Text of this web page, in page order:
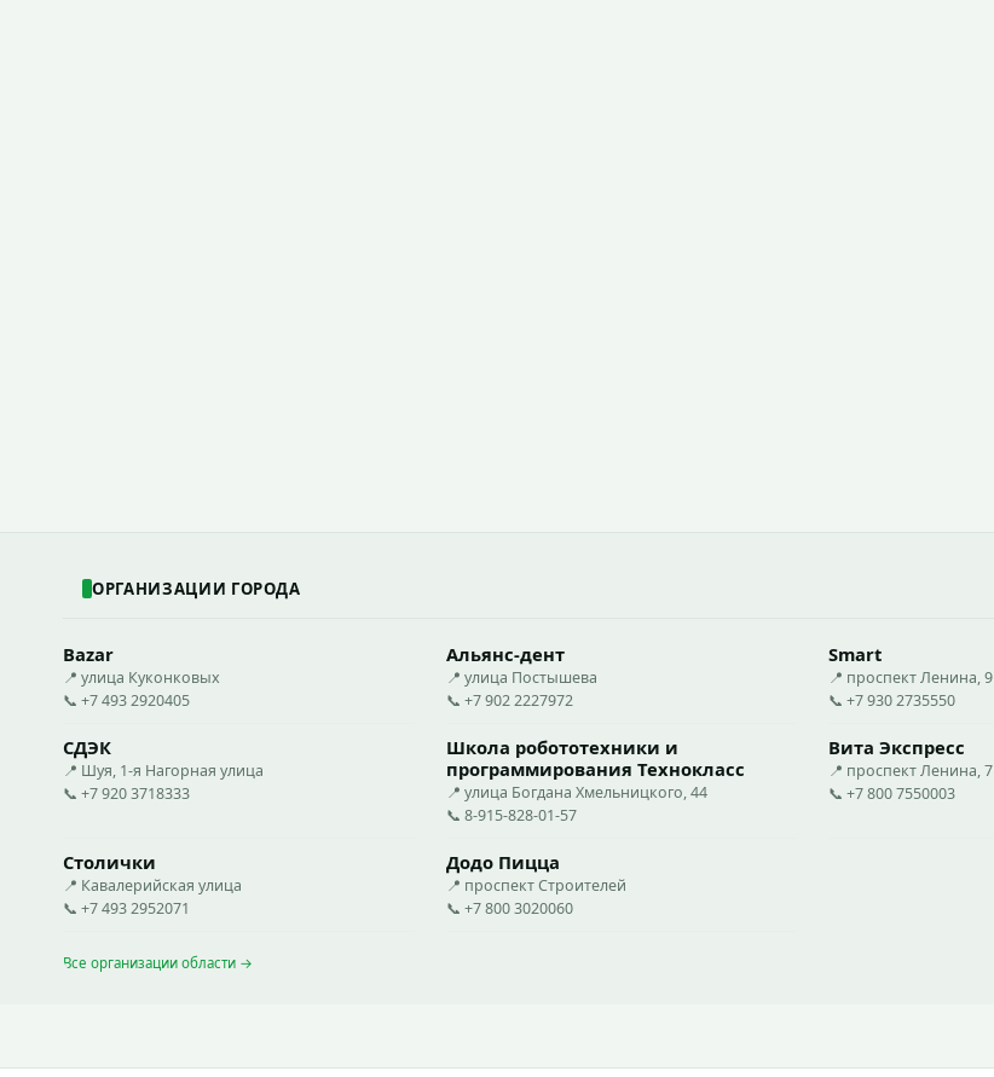
ОРГАНИЗАЦИИ ГОРОДА
Bazar
📍 улица Куконковых
📞 +7 493 2920405
Альянс-дент
📍 улица Постышева
📞 +7 902 2227972
Smart
📍 проспект Ленина, 9
📞 +7 930 2735550
СДЭК
📍 Шуя, 1-я Нагорная улица
📞 +7 920 3718333
Школа робототехники и
программирования Технокласс
📍 улица Богдана Хмельницкого, 44
📞 8-915-828-01-57
Вита Экспресс
📍 проспект Ленина, 7
📞 +7 800 7550003
Столички
📍 Кавалерийская улица
📞 +7 493 2952071
Додо Пицца
📍 проспект Строителей
📞 +7 800 3020060
Все организации области →